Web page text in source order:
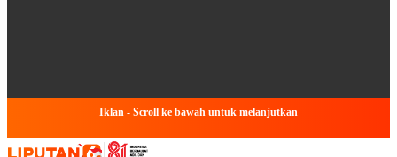
Iklan - Scroll ke bawah untuk melanjutkan